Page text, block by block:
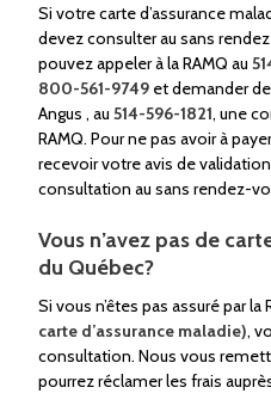
Si votre carte d’assurance
devez consulter au sans
pouvez appeler à la RAMQ au
800-561-9749 et demander
Angus , au514-596-1821, une
RAMQ. Pour ne pas avoir à
recevoir votre avis de
consultation au sans rendez-
Vous n’avez pas de
du Québec?
Si vous n’êtes pas assuré par la
carte d’assurance maladie),
consultation. Nous vous
pourrez réclamer les frais